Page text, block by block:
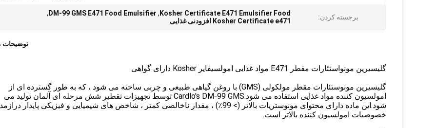
برجسته کردن: Kosher Certificate E471 Emulsifier Food
,
DM-99 GMS E471 Food Emulsifier
,
Kosher Certificate e471 افزودنی غذایی
گلیسیرین مونواستئارات مقطر E471 مواد غذایی امولسیفایر Kosher دارای گواهی
گلیسیرین مونوستئارات مقطر مولکولی (GMS) با روغن گیاهی طبیعی و چربی ساخته می شود ، که به طور گسترده ای از
امولسیون کننده مواد غذایی استفاده می شود.Cardlo's DM-99 GMS توسط تجهیزات تقطیر شش مرحله ای آلمان تولید می
شود.این ماده دارای محتوای مونوستریات بالاتر (> 99٪) ، مقدار ناخالصی کمتر ، شاخص های شیمیایی و فیزیکی پایدار
خصوصیات امولسیون کننده بالاتر است.